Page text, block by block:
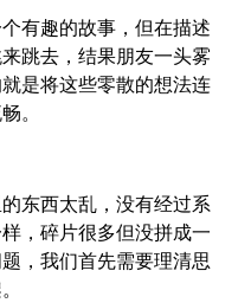
有趣的故事，但在描述
跳去，结果朋友一头雾
是将这些零散的想法连
。
东西太乱，没有经过系
，碎片很多但没拼成一
，我们首先需要理清思